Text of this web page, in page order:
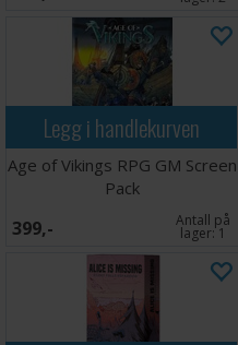
Legg i handlekurven
Age of Vikings RPG GM Screen
Pack
399,- Antall på
lager:1